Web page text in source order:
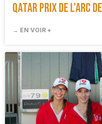
Qatar Prix de l’Arc
→ EN VOIR +